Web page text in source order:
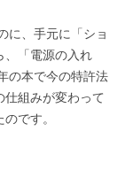
に、手元に「ショ
、「電源の入れ
の本で今の特許法
組みが変わって
です。